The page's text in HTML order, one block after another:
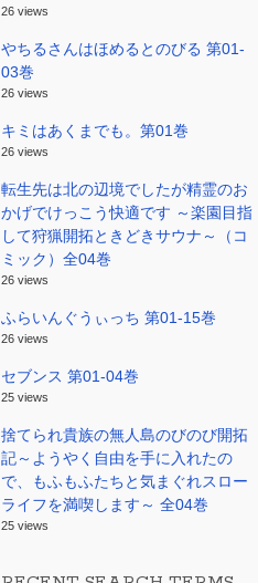
26 views
やちるさんはほめるとのびる 第01-
03巻
26 views
キミはあくまでも。第01巻
26 views
転生先は北の辺境でしたが精霊のお
かげでけっこう快適です ～楽園目指
して狩猟開拓ときどきサウナ～（コ
ミック）全04巻
26 views
ふらいんぐうぃっち 第01-15巻
26 views
セブンス 第01-04巻
25 views
捨てられ貴族の無人島のびのび開拓
記～ようやく自由を手に入れたの
で、もふもふたちと気まぐれスロー
ライフを満喫します～ 全04巻
25 views